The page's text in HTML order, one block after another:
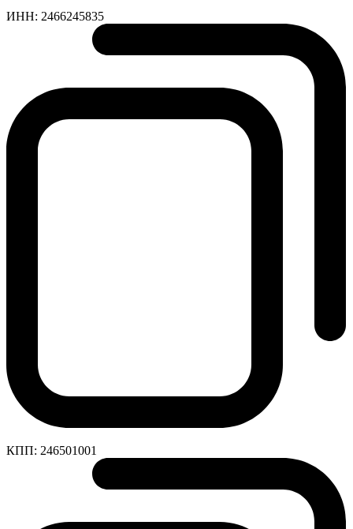
ИНН: 2466245835
КПП: 246501001